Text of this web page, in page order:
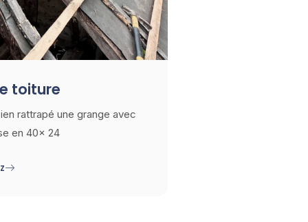
toiture
rattrapé une grange avec
en 40x 24